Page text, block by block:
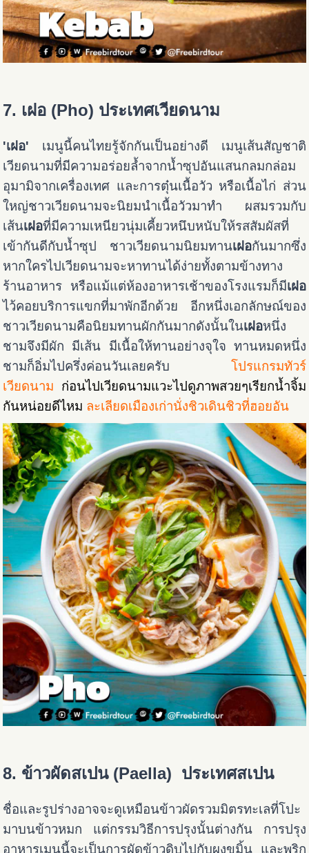
7. เฝอ (Pho) ประเทศเวียดนาม
'เฝอ' เมนูนี้คนไทยรู้จักกันเป็นอย่างดี เมนูเส้นสัญชาติ
เวียดนามที่มีความอร่อยล้ำจากน้ำซุปอันแสนกลมกล่อม
อุมามิจากเครื่องเทศ และการตุ๋นเนื้อวัว หรือเนื้อไก่ ส่วน
ใหญ่ชาวเวียดนามจะนิยมนำเนื้อวัวมาทำ ผสมรวมกับ
เส้นเฝอที่มีความเหนียวนุ่มเคี้ยวหนึบหนับให้รสสัมผัสที่
เข้ากันดีกับน้ำซุป ชาวเวียดนามนิยมทานเฝอกันมากซึ่ง
หากใครไปเวียดนามจะหาทานได้ง่ายทั้งตามข้างทาง
ร้านอาหาร หรือแม้แต่ห้องอาหารเช้าของโรงแรมก็มีเฝอ
ไว้คอยบริการแขกที่มาพักอีกด้วย อีกหนึ่งเอกลักษณ์ของ
ชาวเวียดนามคือนิยมทานผักกันมากดังนั้นในเฝอหนึ่ง
ชามจึงมีผัก มีเส้น มีเนื้อให้ทานอย่างจุใจ ทานหมดหนึ่ง
ชามก็อิ่มไปครึ่งค่อนวันเลยครับ โปรแกรมทัวร์
เวียดนาม
ก่อนไปเวียดนามแวะไปดูภาพสวยๆเรียกน้ำจิ้ม
กันหน่อยดีไหม ละเลียดเมืองเก่านั่งชิวเดินชิวที่ฮอยอัน
8. ข้าวผัดสเปน (Paella) ประเทศสเปน
ชื่อและรูปร่างอาจจะดูเหมือนข้าวผัดรวมมิตรทะเลที่โปะ
มาบนข้าวหมก แต่กรรมวิธีการปรุงนั้นต่างกัน การปรุง
อาหารเมนูนี้จะเป็นการผัดข้าวดิบไปกับผงขมิ้น และพริก